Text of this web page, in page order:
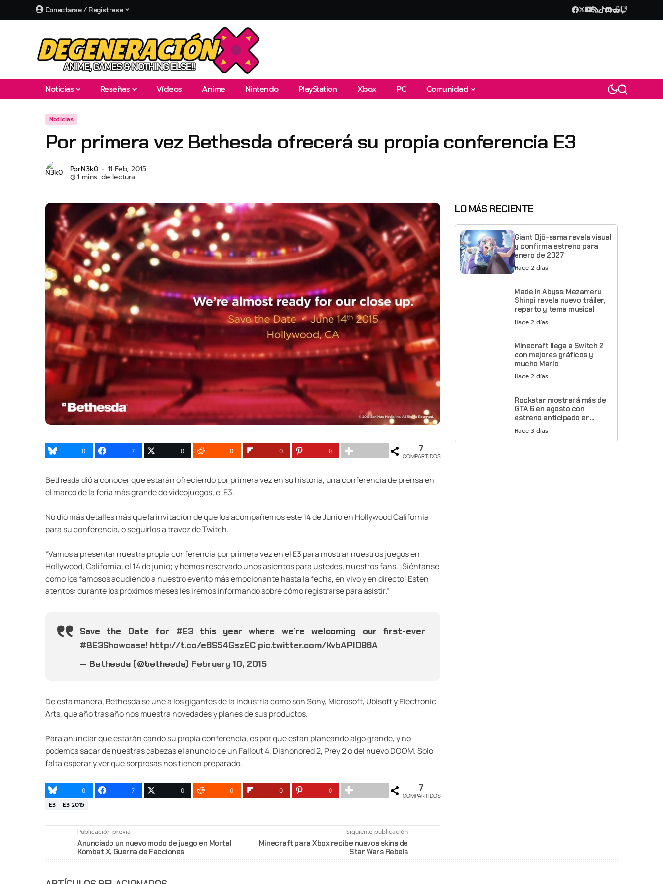
Conectarse / Registrase
Noticias Reseñas Vídeos Anime Nintendo PlayStation Xbox PC Comunidad
Noticias
Por primera vez Bethesda ofrecerá su propia conferencia E3
PorN3k0 11 Feb, 2015
1 mins. de lectura
0 7 0 0 0 0 7
COMPARTIDOS
Bethesda dió a conocer que estarán ofreciendo por primera vez en su historia, una conferencia de prensa en
el marco de la feria más grande de videojuegos, el E3.
No dió más detalles más que la invitación de que los acompañemos este 14 de Junio en Hollywood California
para su conferencia, o seguirlos a travez de Twitch.
“Vamos a presentar nuestra propia conferencia por primera vez en el E3 para mostrar nuestros juegos en
Hollywood, California, el 14 de junio; y hemos reservado unos asientos para ustedes, nuestros fans. ¡Siéntanse
como los famosos acudiendo a nuestro evento más emocionante hasta la fecha, en vivo y en directo! Esten
atentos: durante los próximos meses les iremos informando sobre cómo registrarse para asistir.”
Save the Date for #E3this year where we’re welcoming our first-ever
#BE3Showcase! http://t.co/e6S54GszEC pic.twitter.com/KvbAPIO86A
— Bethesda (@bethesda) February 10, 2015
De esta manera, Bethesda se une a los gigantes de la industria como son Sony, Microsoft, Ubisoft y Electronic
Arts, que año tras año nos muestra novedades y planes de sus productos.
Para anunciar que estarán dando su propia conferencia, es por que estan planeando algo grande, y no
podemos sacar de nuestras cabezas el anuncio de un Fallout 4, Dishonored 2, Prey 2 o del nuevo DOOM. Solo
falta esperar y ver que sorpresas nos tienen preparado.
0 7 0 0 0 0 7
COMPARTIDOS
E3 E3 2015
Publicación previa
Anunciado un nuevo modo de juego en Mortal
Kombat X, Guerra de Facciones
Siguiente publicación
Minecraft para Xbox recibe nuevos skins de
Star Wars Rebels
LO MÁS RECIENTE
Giant Ojō-sama revela visual
y confirma estreno para
enero de 2027
Hace 2 días
Made in Abyss: Mezameru
Shinpi revela nuevo tráiler,
reparto y tema musical
Hace 2 días
Minecraft llega a Switch 2
con mejores gráficos y
mucho Mario
Hace 2 días
Rockstar mostrará más de
GTA 6 en agosto con
estreno anticipado en
Netflix
Hace 3 días